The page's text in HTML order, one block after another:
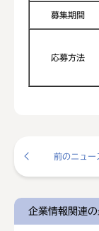
募集期間
応募方法
前のニュー
企業情報関連